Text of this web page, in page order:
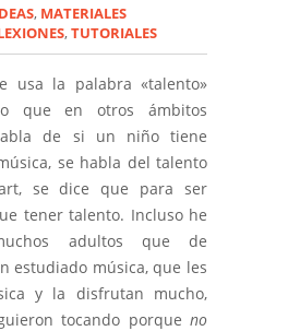
, MATERIALES
,TUTORIALES
usa la palabra «talento»
que en otros ámbitos
de si un niño tiene
se habla del talento
se dice que para ser
tener talento. Incluso he
adultos que de
estudiado música, que les
y la disfrutan mucho,
tocando porque no